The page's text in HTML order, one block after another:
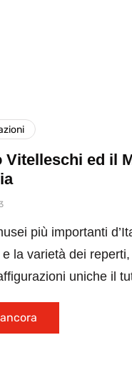
Vitelleschi ed il
più importanti
la varietà dei
uniche il